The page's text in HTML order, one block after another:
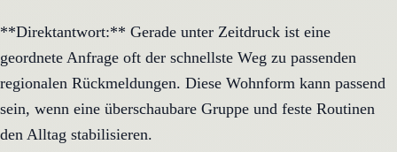
**Direktantwort:** Gerade unter Zeitdruck ist eine
geordnete Anfrage oft der schnellste Weg zu passenden
regionalen Rückmeldungen. Diese Wohnform kann passend
sein, wenn eine überschaubare Gruppe und feste Routinen
den Alltag stabilisieren.